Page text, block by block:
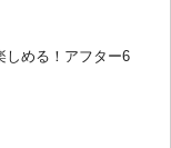
しめる！アフター6